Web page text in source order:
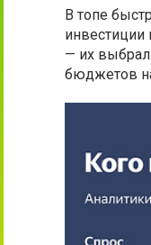
В топе
инвестиции
— их
бюджетов